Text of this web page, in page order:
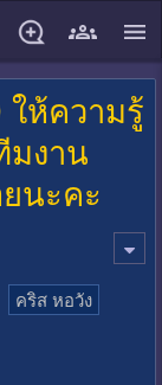
ให้ความรู้
มงาน
นะคะ
คริส หอวัง
close